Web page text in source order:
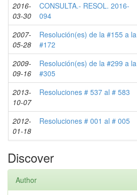
2016-
03-30
CONSULTA.- RESOL. 2016-
094
2007-
05-28
Resolución(es) de la #155 a la
#172
2009-
09-16
Resolución(es) de la #299 a la
#305
2013-
10-07
Resoluciones # 537 al # 583
2012-
01-18
Resoluciones # 001 al # 005
Discover
Author